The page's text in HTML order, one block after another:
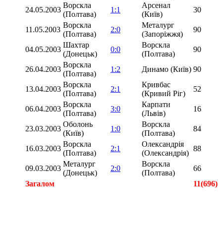
24.05.2003
Ворскла
(Полтава)
1:1
Арсенал
(Київ)
30
11.05.2003
Ворскла
(Полтава)
2:0
Металург
(Запоріжжя)
90
04.05.2003
Шахтар
(Донецьк)
0:0
Ворскла
(Полтава)
90
26.04.2003
Ворскла
(Полтава)
1:2 Динамо (Київ) 90
13.04.2003
Ворскла
(Полтава)
2:1
Кривбас
(Кривий Ріг)
52
06.04.2003
Ворскла
(Полтава)
3:0
Карпати
(Львів)
16
23.03.2003
Оболонь
(Київ)
1:0
Ворскла
(Полтава)
84
16.03.2003
Ворскла
(Полтава)
2:1
Олександрія
(Олександрія)
88
09.03.2003
Металург
(Донецьк)
2:0
Ворскла
(Полтава)
66
Загалом
11(696)